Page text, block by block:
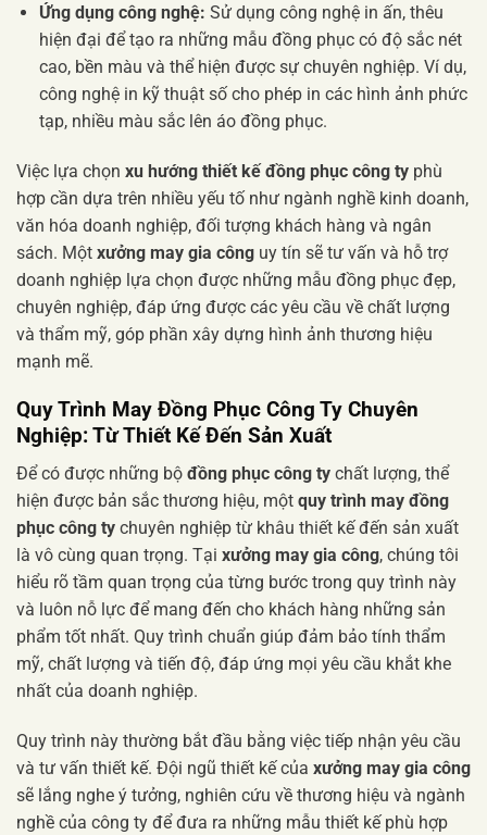
Ứng dụng công nghệ: Sử dụng công nghệ in ấn, thêu
hiện đại để tạo ra những mẫu đồng phục có độ sắc nét
cao, bền màu và thể hiện được sự chuyên nghiệp. Ví dụ,
công nghệ in kỹ thuật số cho phép in các hình ảnh phức
tạp, nhiều màu sắc lên áo đồng phục.
Việc lựa chọn xu hướng thiết kế đồng phục công ty phù
hợp cần dựa trên nhiều yếu tố như ngành nghề kinh doanh,
văn hóa doanh nghiệp, đối tượng khách hàng và ngân
sách. Một xưởng may gia công uy tín sẽ tư vấn và hỗ trợ
doanh nghiệp lựa chọn được những mẫu đồng phục đẹp,
chuyên nghiệp, đáp ứng được các yêu cầu về chất lượng
và thẩm mỹ, góp phần xây dựng hình ảnh thương hiệu
mạnh mẽ.
Quy Trình May Đồng Phục Công Ty Chuyên
Nghiệp: Từ Thiết Kế Đến Sản Xuất
Để có được những bộ đồng phục công ty chất lượng, thể
hiện được bản sắc thương hiệu, một quy trình may đồng
phục công ty chuyên nghiệp từ khâu thiết kế đến sản xuất
là vô cùng quan trọng. Tại xưởng may gia công, chúng tôi
hiểu rõ tầm quan trọng của từng bước trong quy trình này
và luôn nỗ lực để mang đến cho khách hàng những sản
phẩm tốt nhất. Quy trình chuẩn giúp đảm bảo tính thẩm
mỹ, chất lượng và tiến độ, đáp ứng mọi yêu cầu khắt khe
nhất của doanh nghiệp.
Quy trình này thường bắt đầu bằng việc tiếp nhận yêu cầu
và tư vấn thiết kế. Đội ngũ thiết kế của xưởng may gia công
sẽ lắng nghe ý tưởng, nghiên cứu về thương hiệu và ngành
nghề của công ty để đưa ra những mẫu thiết kế phù hợp